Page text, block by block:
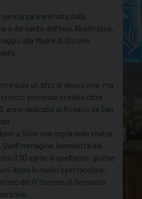
sarà animata dalla
e dal canto dell’Inno Akathistos,
alla Madre di Dio che
è solo un atto di devozione, ma
storico profondo iniziato oltre
anno dedicato al Rosario da San
a Siloe una copia della statua
benedetta dal
il 30 aprile di quell’anno, giunse
dopo in modo spettacolare:
del IV Stormo di Grosseto